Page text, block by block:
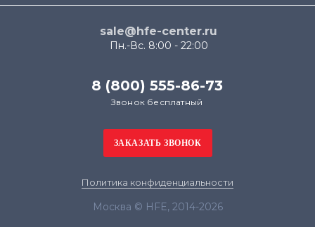
sale@hfe-center.ru
Пн.-Вс. 8:00 - 22:00
8 (800) 555-86-73
Звонок бесплатный
Политика конфиденциальности
Москва © HFE, 2014-2026